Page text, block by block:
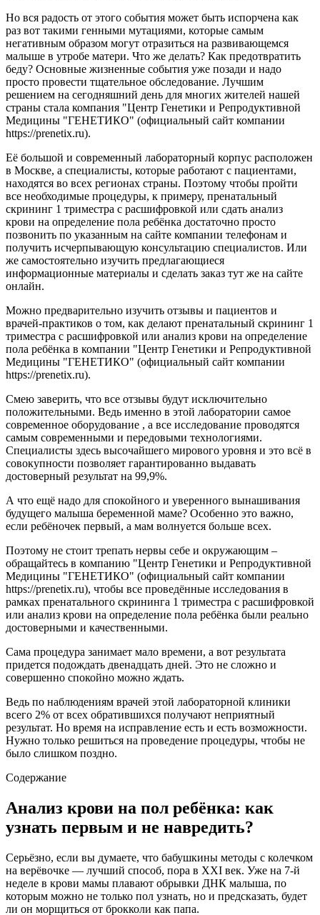
Но вся радость от этого события может быть испорчена как
раз вот такими генными мутациями, которые самым
негативным образом могут отразиться на развивающемся
малыше в утробе матери. Что же делать? Как предотвратить
беду? Основные жизненные события уже позади и надо
просто провести тщательное обследование. Лучшим
решением на сегодняшний день для многих жителей нашей
страны стала компания "Центр Генетики и Репродуктивной
Медицины "ГЕНЕТИКО" (официальный сайт компании
https://prenetix.ru).
Её большой и современный лабораторный корпус расположен
в Москве, а специалисты, которые работают с пациентами,
находятся во всех регионах страны. Поэтому чтобы пройти
все необходимые процедуры, к примеру, пренатальный
скрининг 1 триместра с расшифровкой или сдать анализ
крови на определение пола ребёнка достаточно просто
позвонить по указанным на сайте компании телефонам и
получить исчерпывающую консультацию специалистов. Или
же самостоятельно изучить предлагающиеся
информационные материалы и сделать заказ тут же на сайте
онлайн.
Можно предварительно изучить отзывы и пациентов и
врачей-практиков о том, как делают пренатальный скрининг 1
триместра с расшифровкой или анализ крови на определение
пола ребёнка в компании "Центр Генетики и Репродуктивной
Медицины "ГЕНЕТИКО" (официальный сайт компании
https://prenetix.ru).
Смею заверить, что все отзывы будут исключительно
положительными. Ведь именно в этой лаборатории самое
современное оборудование , а все исследование проводятся
самым современными и передовыми технологиями.
Специалисты здесь высочайшего мирового уровня и это всё в
совокупности позволяет гарантированно выдавать
достоверный результат на 99,9%.
А что ещё надо для спокойного и уверенного вынашивания
будущего малыша беременной маме? Особенно это важно,
если ребёночек первый, а мам волнуется больше всех.
Поэтому не стоит трепать нервы себе и окружающим –
обращайтесь в компанию "Центр Генетики и Репродуктивной
Медицины "ГЕНЕТИКО" (официальный сайт компании
https://prenetix.ru), чтобы все проведённые исследования в
рамках пренатального скрининга 1 триместра с расшифровкой
или анализ крови на определение пола ребёнка были реально
достоверными и качественными.
Сама процедура занимает мало времени, а вот результата
придется подождать двенадцать дней. Это не сложно и
совершенно спокойно можно ждать.
Ведь по наблюдениям врачей этой лабораторной клиники
всего 2% от всех обратившихся получают неприятный
результат. Но время на исправление есть и есть возможности.
Нужно только решиться на проведение процедуры, чтобы не
было слишком поздно.
Содержание
Анализ крови на пол ребёнка: как
узнать первым и не навредить?
Серьёзно, если вы думаете, что бабушкины методы с колечком
на верёвочке — лучший способ, пора в XXI век. Уже на 7-й
неделе в крови мамы плавают обрывки ДНК малыша, по
которым можно не только пол узнать, но и предсказать, будет
ли он морщиться от брокколи как папа.